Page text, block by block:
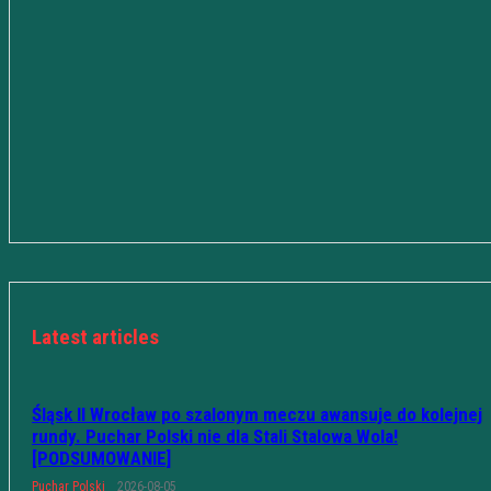
Latest articles
Śląsk II Wrocław po szalonym meczu awansuje do kolejnej
rundy. Puchar Polski nie dla Stali Stalowa Wola!
[PODSUMOWANIE]
Puchar Polski 2026-08-05